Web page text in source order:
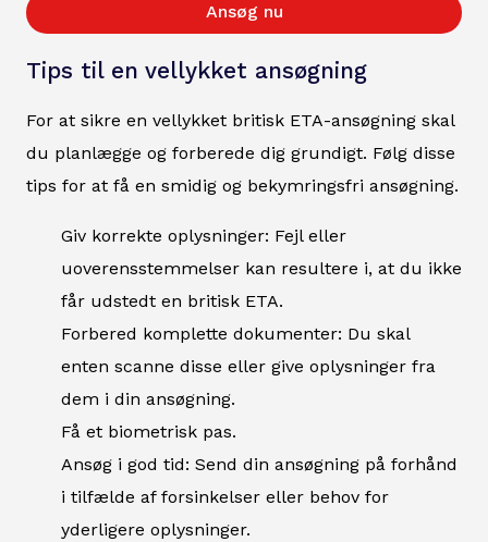
Ansøg nu
Tips til en vellykket ansøgning
For at sikre en vellykket britisk ETA-ansøgning skal
du planlægge og forberede dig grundigt. Følg disse
tips for at få en smidig og bekymringsfri ansøgning.
Giv korrekte oplysninger: Fejl eller
uoverensstemmelser kan resultere i, at du ikke
får udstedt en britisk ETA.
Forbered komplette dokumenter: Du skal
enten scanne disse eller give oplysninger fra
dem i din ansøgning.
Få et biometrisk pas.
Ansøg i god tid: Send din ansøgning på forhånd
i tilfælde af forsinkelser eller behov for
yderligere oplysninger.